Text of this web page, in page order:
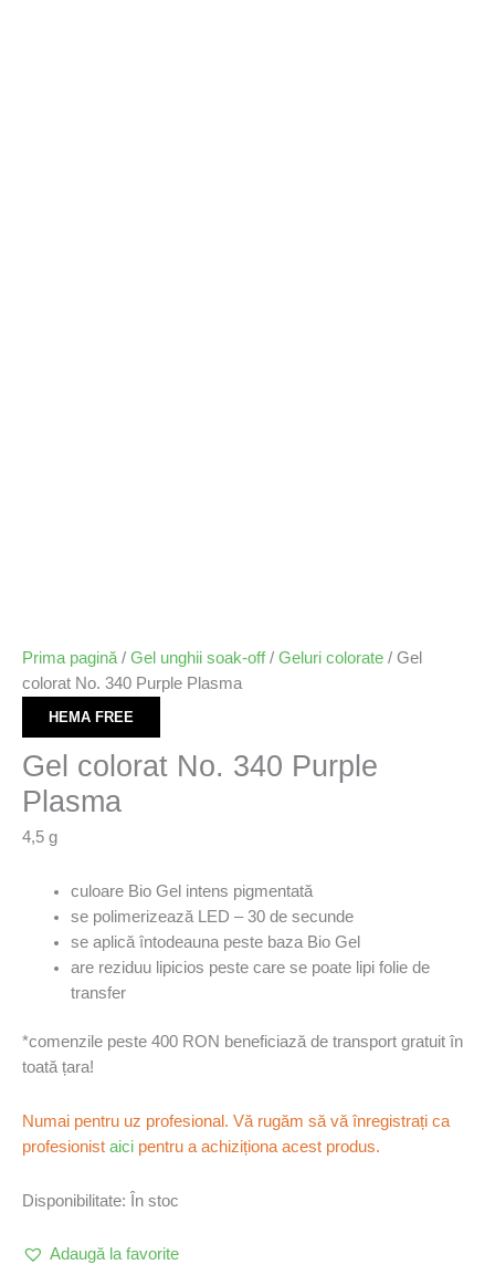
Prima pagină / Gel unghii soak-off/ Geluri colorate / Gel
colorat No. 340 Purple Plasma
HEMA FREE
Gel colorat No. 340 Purple
Plasma
4,5 g
culoare Bio Gel intens pigmentată
se polimerizează LED – 30 de secunde
se aplică întodeauna peste baza Bio Gel
are reziduu lipicios peste care se poate lipi folie de
transfer
*comenzile peste 400 RON beneficiază de transport gratuit în
toată țara!
Numai pentru uz profesional. Vă rugăm să vă înregistrați ca
profesionist aici pentru a achiziționa acest produs.
Disponibilitate: În stoc
Adaugă la favorite